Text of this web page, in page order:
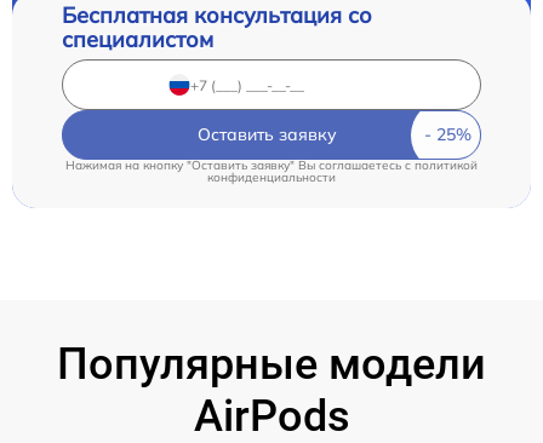
Бесплатная консультация со
специалистом
Оставить заявку
Нажимая на кнопку "Оставить заявку" Вы соглашаетесь cполитикой
конфиденциальности
Популярные модели
AirPods